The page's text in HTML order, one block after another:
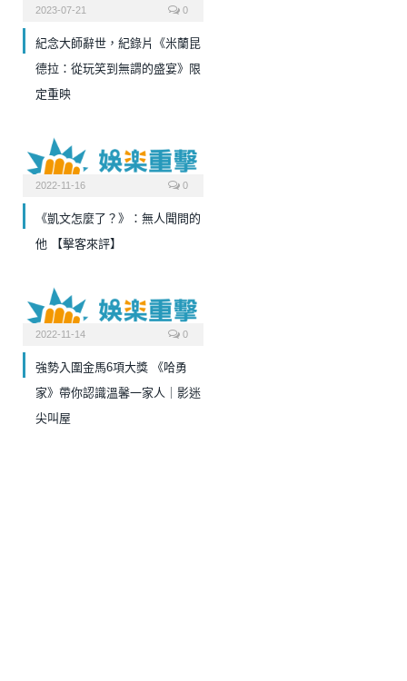
2023-07-21 0
紀念大師辭世，紀錄片《米蘭昆
德拉：從玩笑到無謂的盛宴》限
定重映
2022-11-16 0
《凱文怎麼了？》：無人聞問的
他 【擊客來評】
2022-11-14 0
強勢入圍金馬6項大獎 《哈勇
家》帶你認識溫馨一家人｜影迷
尖叫屋